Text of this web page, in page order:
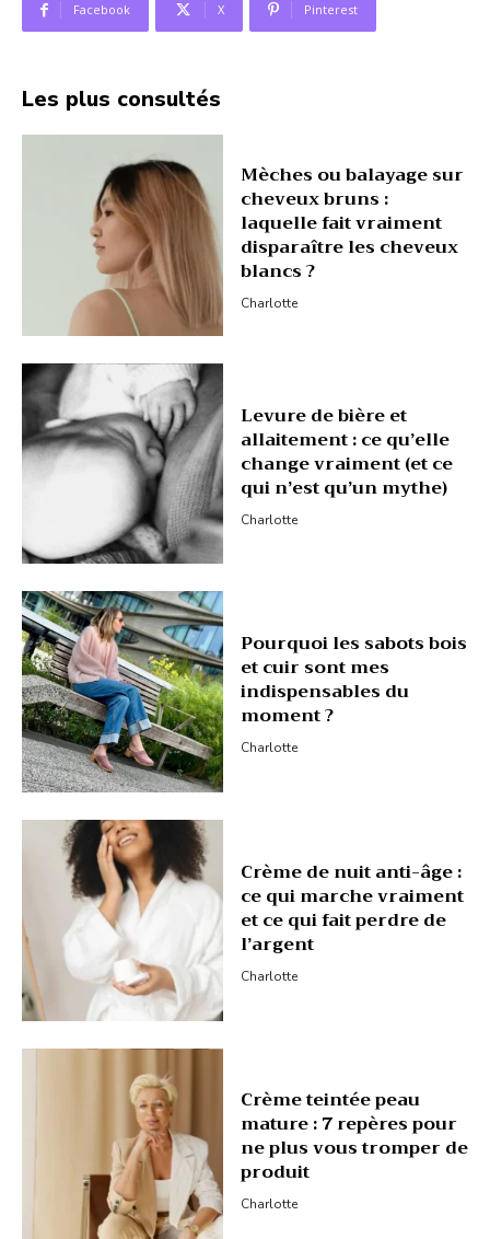
Facebook X Pinterest
Les plus consultés
Mèches ou balayage sur
cheveux bruns :
laquelle fait vraiment
disparaître les cheveux
blancs ?
Charlotte
Levure de bière et
allaitement : ce qu’elle
change vraiment (et ce
qui n’est qu’un mythe)
Charlotte
Pourquoi les sabots bois
et cuir sont mes
indispensables du
moment ?
Charlotte
Crème de nuit anti-âge :
ce qui marche vraiment
et ce qui fait perdre de
l’argent
Charlotte
Crème teintée peau
mature : 7 repères pour
ne plus vous tromper de
produit
Charlotte